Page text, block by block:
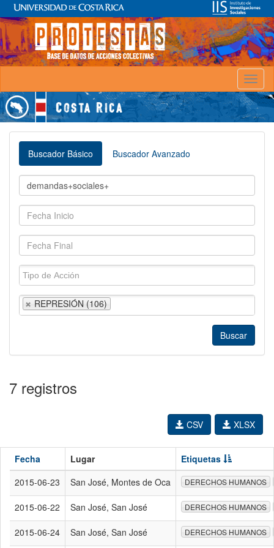
Buscador Básico Buscador Avanzado
REPRESIÓN (106)
7 registros
XLSX
CSV
Fecha Lugar
Etiquetas
2015-06-23
San José, Montes de Oca DERECHOS HUMANOS
2015-06-22 San José, San José DERECHOS HUMANOS
2015-06-24 San José, San José DERECHOS HUMANOS